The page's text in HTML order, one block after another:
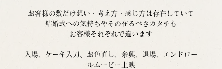
お客様の数だけ想い・考え方・感じ方は存在していて
結婚式への気持ちやその在るべきカタチも
お客様それぞれで違います
入場、ケーキ入刀、お色直し、余興、退場、エンドロー
ルムービー上映